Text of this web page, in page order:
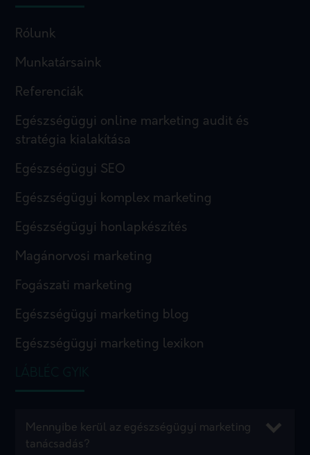
Rólunk
Munkatársaink
Referenciák
Egészségügyi online marketing audit és
stratégia kialakítása
Egészségügyi SEO
Egészségügyi komplex marketing
Egészségügyi honlapkészítés
Magánorvosi marketing
Fogászati marketing
Egészségügyi marketing blog
Egészségügyi marketing lexikon
LÁBLÉC GYIK
Mennyibe kerül az egészségügyi marketing
tanácsadás?